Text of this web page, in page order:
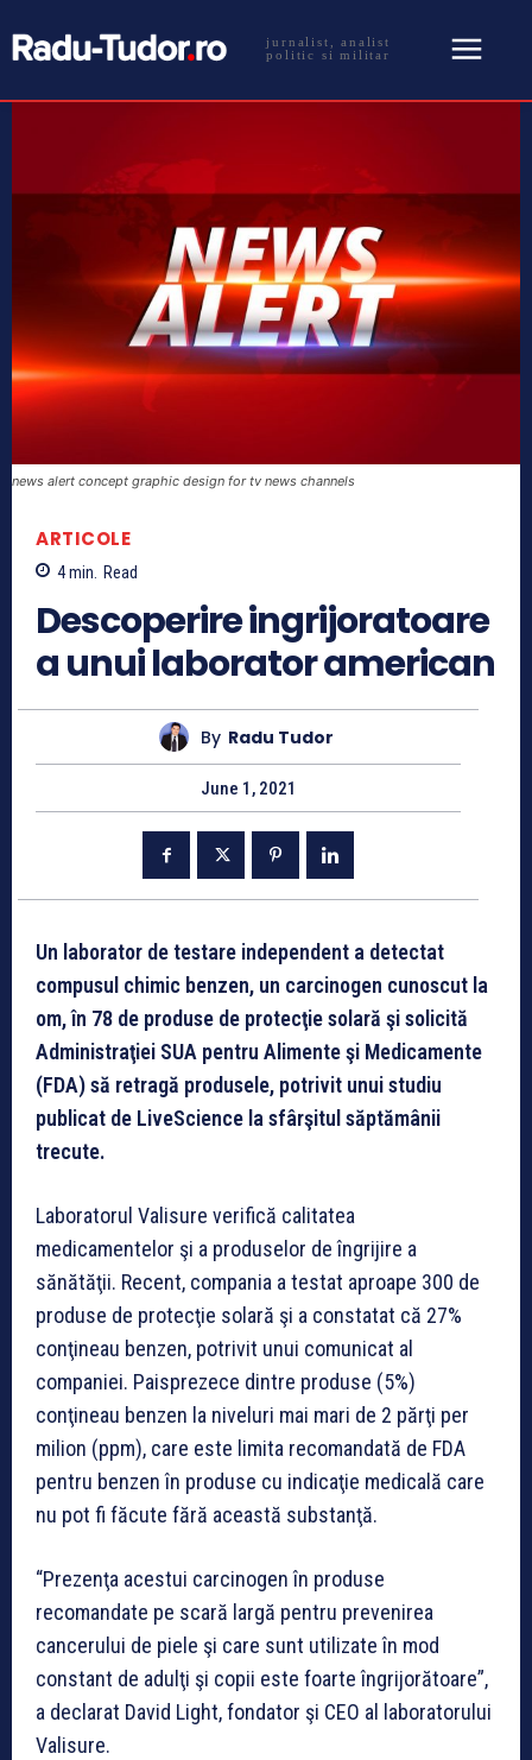
jurnalist, analist
politic si militar
news alert concept graphic design for tv news channels
ARTICOLE
4min. Read
Descoperire ingrijoratoare
a unui laborator american
By Radu Tudor
June 1, 2021
Un laborator de testare independent a detectat
compusul chimic benzen, un carcinogen cunoscut la
om, în 78 de produse de protecţie solară şi solicită
Administraţiei SUA pentru Alimente şi Medicamente
(FDA) să retragă produsele, potrivit unui studiu
publicat de LiveScience la sfârşitul săptămânii
trecute.
Laboratorul Valisure verifică calitatea
medicamentelor şi a produselor de îngrijire a
sănătăţii. Recent, compania a testat aproape 300 de
produse de protecţie solară şi a constatat că 27%
conţineau benzen, potrivit unui comunicat al
companiei. Paisprezece dintre produse (5%)
conţineau benzen la niveluri mai mari de 2 părţi per
milion (ppm), care este limita recomandată de FDA
pentru benzen în produse cu indicaţie medicală care
nu pot fi făcute fără această substanţă.
“Prezenţa acestui carcinogen în produse
recomandate pe scară largă pentru prevenirea
cancerului de piele şi care sunt utilizate în mod
constant de adulţi şi copii este foarte îngrijorătoare”,
a declarat David Light, fondator şi CEO al laboratorului
Valisure.